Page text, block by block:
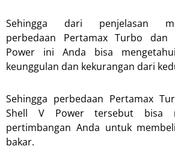
Sehingga dari penjelasan
perbedaan Pertamax Turbo dan
Power ini Anda bisa
keunggulan dan kekurangan dari
Sehingga perbedaan Pertamax
Shell V Power tersebut bisa
pertimbangan Anda untuk
bakar.